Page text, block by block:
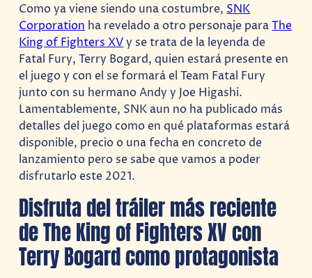
Como ya viene siendo una costumbre, SNK
Corporation ha revelado a otro personaje paraThe
King of Fighters XVy se trata de la leyenda de
Fatal Fury, Terry Bogard, quien estará presente en
el juego y con el se formará el Team Fatal Fury
junto con su hermano Andy y Joe Higashi.
Lamentablemente, SNK aun no ha publicado más
detalles del juego como en qué plataformas estará
disponible, precio o una fecha en concreto de
lanzamiento pero se sabe que vamos a poder
disfrutarlo este 2021.
Disfruta del tráiler más reciente
de The King of Fighters XV con
Terry Bogard como protagonista